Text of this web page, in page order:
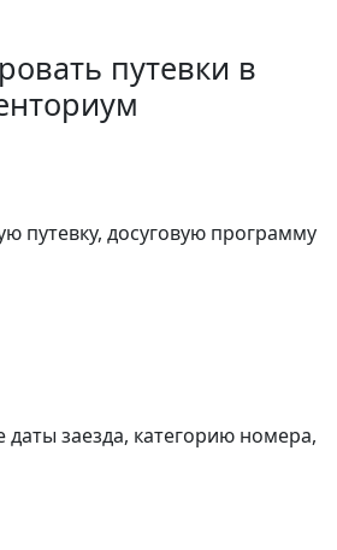
путевки в
путевку, досуговую программу
заезда, категорию номера,